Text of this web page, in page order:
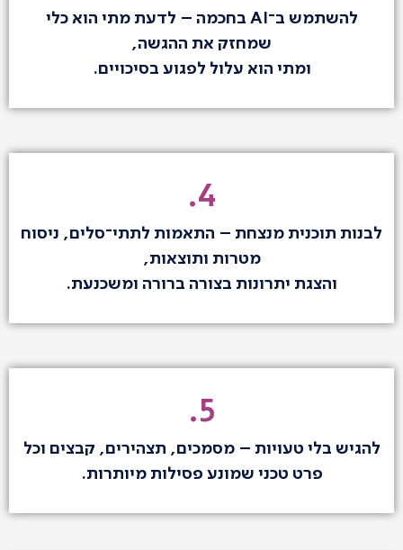
להשתמש ב־AI בחכמה – לדעת מתי הוא כלי
שמחזק את ההגשה,
ומתי הוא עלול לפגוע בסיכויים.
4.
לבנות תוכנית מנצחת – התאמות לתתי־סלים, ניסוח
מטרות ותוצאות,
והצגת יתרונות בצורה ברורה ומשכנעת.
5.
להגיש בלי טעויות – מסמכים, תצהירים, קבצים וכל
פרט טכני שמונע פסילות מיותרות.